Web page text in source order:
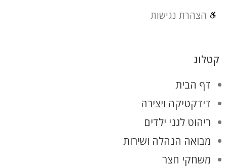
הצהרת נגישות
קטלוג
דף הבית
דידקטיקה ויצירה
ריהוט לגני ילדים
מבואה הנהלה ושירות
משחקי חצר